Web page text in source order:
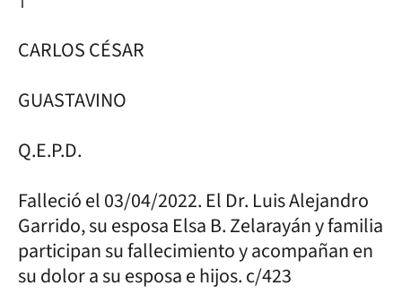
CARLOS CÉSAR
GUASTAVINO
Q.E.P.D.
Falleció el 03/04/2022. El Dr. Luis Alejandro
Garrido, su esposa Elsa B. Zelarayán y familia
participan su fallecimiento y acompañan en
su dolor a su esposa e hijos. c/423